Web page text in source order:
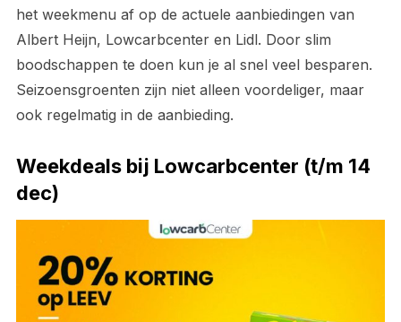
het weekmenu af op de actuele aanbiedingen van
Albert Heijn, Lowcarbcenter en Lidl. Door slim
boodschappen te doen kun je al snel veel besparen.
Seizoensgroenten zijn niet alleen voordeliger, maar
ook regelmatig in de aanbieding.
Weekdeals bij Lowcarbcenter (t/m 14
dec)